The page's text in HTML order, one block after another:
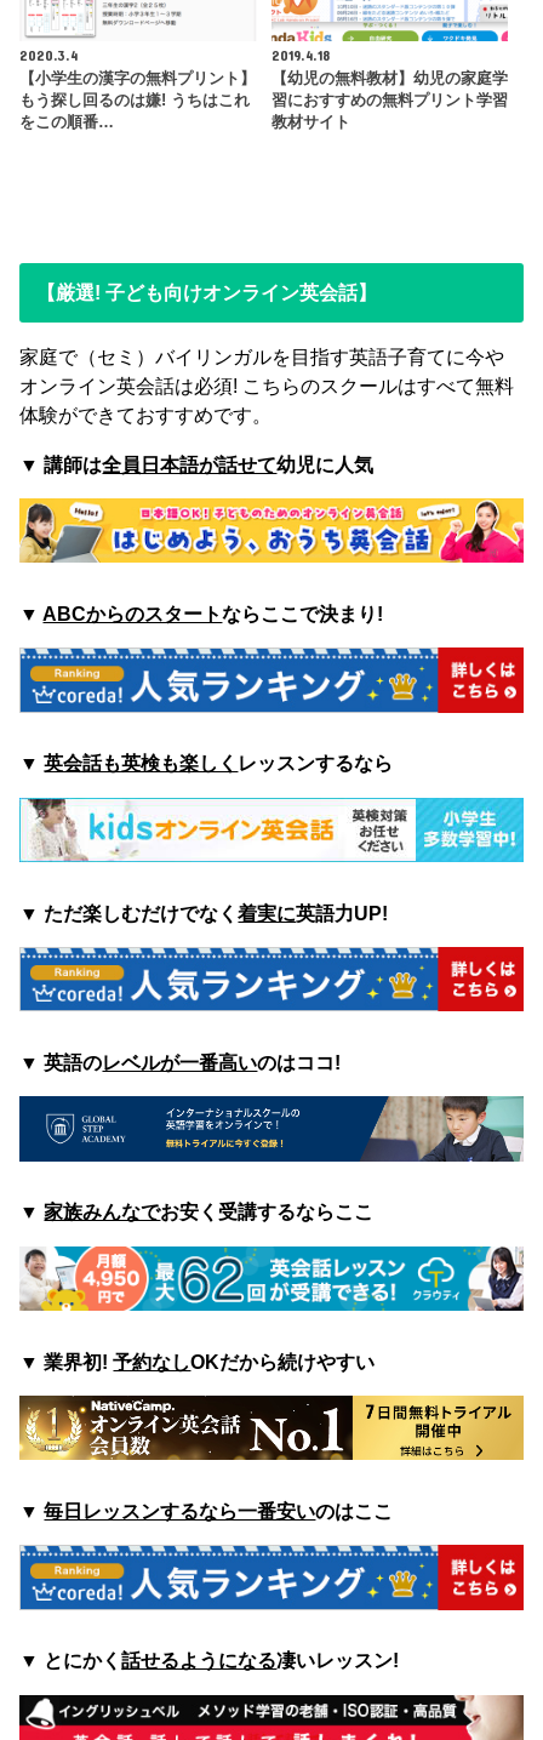
2020.3.4
【小学生の漢字の無料プリント】
もう探し回るのは嫌! うちはこれ
をこの順番…
2019.4.18
【幼児の無料教材】幼児の家庭学
習におすすめの無料プリント学習
教材サイト
【厳選! 子ども向けオンライン英会話】
家庭で（セミ）バイリンガルを目指す英語子育てに今や
オンライン英会話は必須! こちらのスクールはすべて無料
体験ができておすすめです。
▼講師は全員日本語が話せて幼児に人気
▼ABCからのスタートならここで決まり!
▼英会話も英検も楽しく レッスンするなら
▼ ただ楽しむだけでなく着実に英語力UP!
▼ 英語のレベルが一番高いのはココ!
▼ 家族みんなでお安く受講するならここ
▼ 業界初!予約なしOKだから続けやすい
▼毎日レッスンするなら一番安いのはここ
▼ とにかく話せるようになる凄いレッスン!